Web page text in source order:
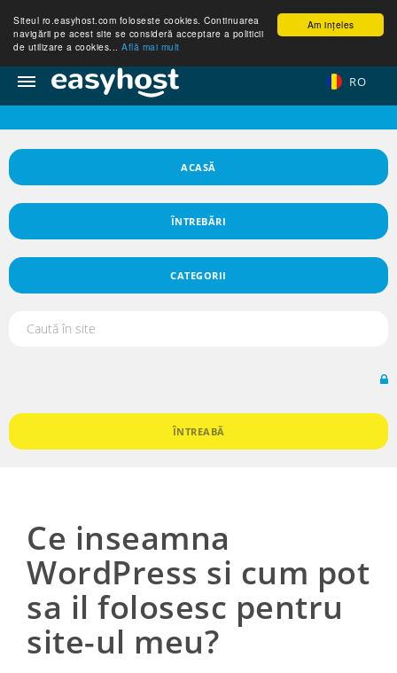
Am ințeles
Siteul ro.easyhost.com foloseste cookies. Continuarea
navigării pe acest site se consideră acceptare a politicii
de utilizare a cookies... Află mai mult
RO
ACASĂ
ÎNTREBĂRI
CATEGORII
ÎNTREABĂ
Ce inseamna
WordPress si cum pot
sa il folosesc pentru
site-ul meu?